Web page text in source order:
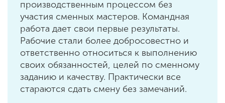
производственным процессом без
участия сменных мастеров. Командная
работа дает свои первые результаты.
Рабочие стали более добросовестно и
ответственно относиться к выполнению
своих обязанностей, целей по сменному
заданию и качеству. Практически все
стараются сдать смену без замечаний.